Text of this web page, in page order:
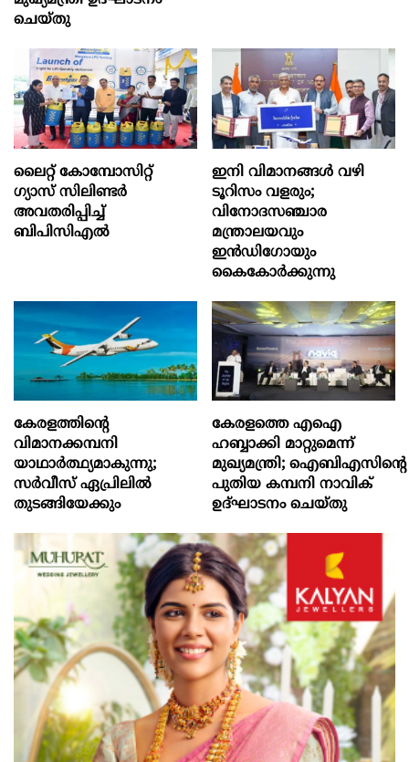
ചെയ്തു
ലൈറ്റ് കോമ്പോസിറ്റ്
ഗ്യാസ് സിലിണ്ടർ
അവതരിപ്പിച്ച്
ബിപിസിഎൽ
ഇനി വിമാനങ്ങള്‍ വഴി
ടൂറിസം വളരും;
വിനോദസഞ്ചാര
മന്ത്രാലയവും
ഇന്‍ഡിഗോയും
കൈകോര്‍ക്കുന്നു
കേരളത്തിന്റെ
വിമാനക്കമ്പനി
യാഥാര്‍ത്ഥ്യമാകുന്നു;
സര്‍വീസ് ഏപ്രിലില്‍
തുടങ്ങിയേക്കും
കേരളത്തെ എഐ
ഹബ്ബാക്കി മാറ്റുമെന്ന്
മുഖ്യമന്ത്രി; ഐബിഎസിന്റെ
പുതിയ കമ്പനി നാവിക്
ഉദ്ഘാടനം ചെയ്തു